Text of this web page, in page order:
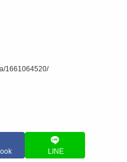
1661064520/
LINE